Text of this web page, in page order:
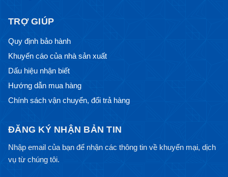
TRỢ GIÚP
Quy định bảo hành
Khuyến cáo của nhà sản xuất
Dấu hiệu nhận biết
Hướng dẫn mua hàng
Chính sách vận chuyển, đổi trả hàng
ĐĂNG KÝ NHẬN BẢN TIN
Nhập email của bạn để nhận các thông tin về khuyến mại, dịch
vụ từ chúng tôi.